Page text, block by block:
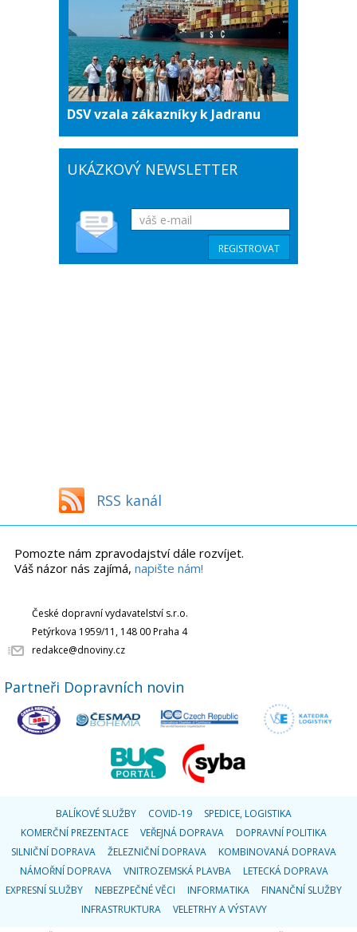
DSV vzala zákazníky k Jadranu
UKÁZKOVÝ NEWSLETTER
RSS kanál
Pomozte nám zpravodajství dále rozvíjet.
Váš názor nás zajímá, napište nám!
České dopravní vydavatelství s.r.o.
Petýrkova 1959/11, 148 00 Praha 4
redakce@dnoviny.cz
Partneři Dopravních novin
BALÍKOVÉ SLUŽBY COVID-19
SPEDICE, LOGISTIKA
KOMERČNÍ PREZENTACE
VEŘEJNÁ DOPRAVA
DOPRAVNÍ POLITIKA
SILNIČNÍ DOPRAVA
ŽELEZNIČNÍ DOPRAVA
KOMBINOVANÁ DOPRAVA
NÁMOŘNÍ DOPRAVA
VNITROZEMSKÁ PLAVBA
LETECKÁ DOPRAVA
EXPRESNÍ SLUŽBY
NEBEZPEČNÉ VĚCI INFORMATIKA
FINANČNÍ SLUŽBY
INFRASTRUKTURA
VELETRHY A VÝSTAVY